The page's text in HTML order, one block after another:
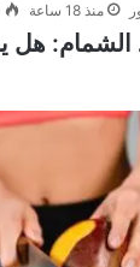
منذ 18 ساعة
الشمام: